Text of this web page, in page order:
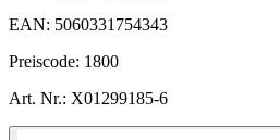
EAN: 5060331754343
Preiscode: 1800
Art. Nr.: X01299185-6